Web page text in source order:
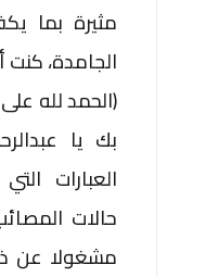
مثيرة بما
الجامدة،
(الحمد لله
بك يا
العبارات
حالات
مشغولا عن